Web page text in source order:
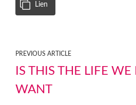
Lien
PREVIOUS ARTICLE
IS THIS THE LIFE WE
WANT